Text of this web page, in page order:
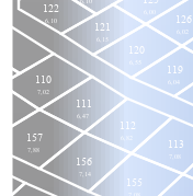
7,02
110
6,47
111
6,82
112
7,08
113
155
7,14
156
7,88
157
6,04
119
6,55
120
6,15
121
6,10
122 6,00
6,02
126